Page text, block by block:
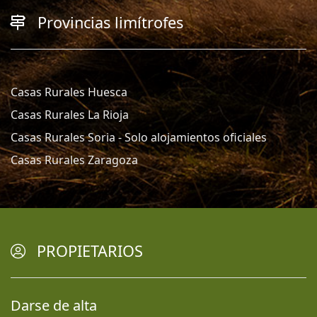
Provincias limítrofes
Casas Rurales Huesca
Casas Rurales La Rioja
Casas Rurales Soria - Solo alojamientos oficiales
Casas Rurales Zaragoza
PROPIETARIOS
Darse de alta